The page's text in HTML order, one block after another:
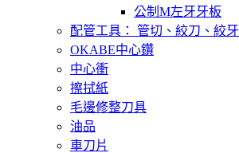
公制M左牙牙板
配管工具： 管切、絞刀、絞牙
OKABE中心鑽
中心衝
擦拭紙
毛邊修整刀具
油品
車刀片